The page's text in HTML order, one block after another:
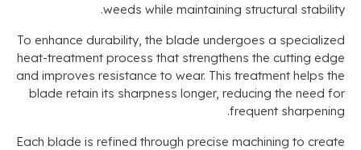
weeds while maintaining structural stability
.
To enhance durability ,the blade undergoes a specialized
heat-treatment process that strengthens the cutting edge
and improves resistance to wear .This treatment helps the
blade retain its sharpness longer ,reducing the need for
frequent sharpening
.
Each blade is refined through precise machining to create